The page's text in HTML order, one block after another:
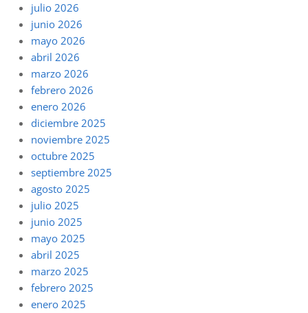
julio 2026
junio 2026
mayo 2026
abril 2026
marzo 2026
febrero 2026
enero 2026
diciembre 2025
noviembre 2025
octubre 2025
septiembre 2025
agosto 2025
julio 2025
junio 2025
mayo 2025
abril 2025
marzo 2025
febrero 2025
enero 2025